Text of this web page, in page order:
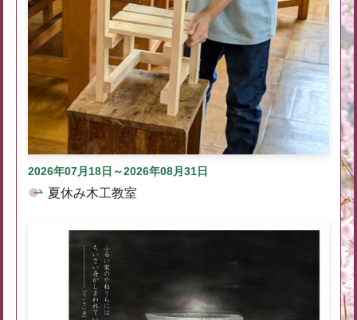
2026年07月18日～2026年08月31日
夏休み木工教室